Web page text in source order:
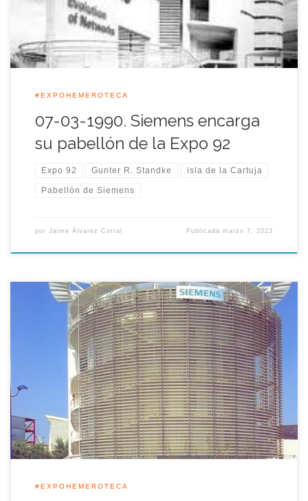
#EXPOHEMEROTECA
07-03-1990. Siemens encarga
su pabellón de la Expo 92
Expo 92 Gunter R. Standke isla de la Cartuja
Pabellón de Siemens
por Jaime Álvarez Corral Publicadamarzo 7, 2023
La empresa alemana Siemens, líder en diversos campos de la
electrónica y la informática, celebró aquella jornada su día de
honor en la Cartuja. Francisco Francés, vicepresidente de
Siemens, participó en los actos conmemorativos preparados
para la ocasión. La jornada comenzó a primera hora de la
mañana y entre las […]
#EXPOHEMEROTECA